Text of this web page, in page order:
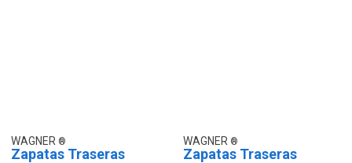
WAGNER
Zapatas Traseras
WAGNER
Zapatas Traseras